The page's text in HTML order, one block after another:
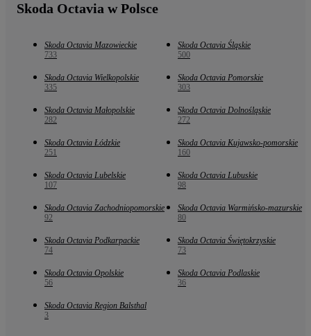
Skoda Octavia w Polsce
Skoda Octavia Mazowieckie
733
Skoda Octavia Śląskie
500
Skoda Octavia Wielkopolskie
335
Skoda Octavia Pomorskie
303
Skoda Octavia Małopolskie
282
Skoda Octavia Dolnośląskie
272
Skoda Octavia Łódzkie
251
Skoda Octavia Kujawsko-pomorskie
160
Skoda Octavia Lubelskie
107
Skoda Octavia Lubuskie
98
Skoda Octavia Zachodniopomorskie
92
Skoda Octavia Warmińsko-mazurskie
80
Skoda Octavia Podkarpackie
74
Skoda Octavia Świętokrzyskie
73
Skoda Octavia Opolskie
56
Skoda Octavia Podlaskie
36
Skoda Octavia Region Balsthal
3